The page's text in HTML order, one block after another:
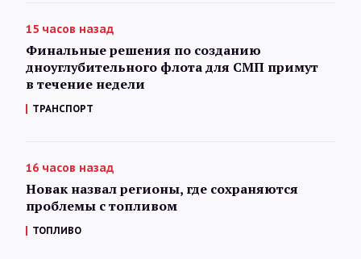
15 часов назад
Финальные решения по созданию
дноуглубительного флота для СМП примут
в течение недели
ТРАНСПОРТ
16 часов назад
Новак назвал регионы, где сохраняются
проблемы с топливом
ТОПЛИВО